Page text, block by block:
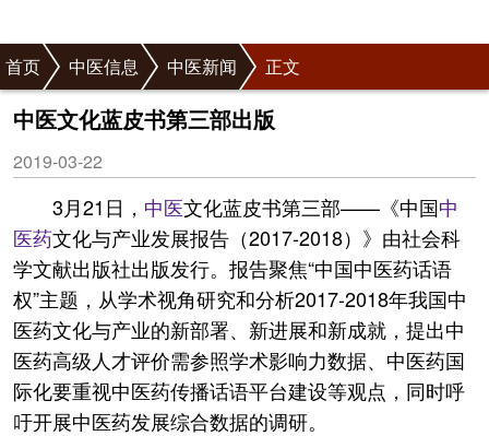
首页 中医信息 中医新闻 正文
中医文化蓝皮书第三部出版
2019-03-22
3月21日， 中医文化蓝皮书第三部——《中国中
医药文化与产业发展报告（2017-2018）》由社会科
学文献出版社出版发行。报告聚焦“中国中医药话语
权”主题，从学术视角研究和分析2017-2018年我国中
医药文化与产业的新部署、新进展和新成就，提出中
医药高级人才评价需参照学术影响力数据、中医药国
际化要重视中医药传播话语平台建设等观点，同时呼
吁开展中医药发展综合数据的调研。